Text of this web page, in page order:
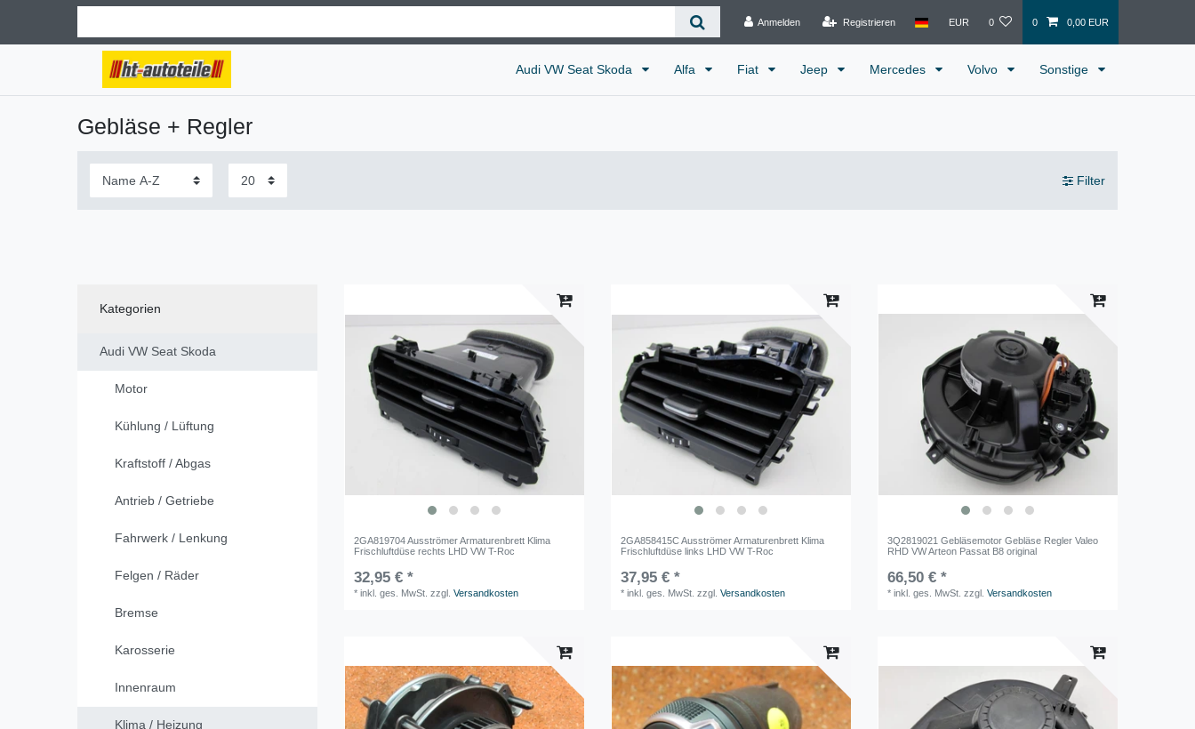
Anmelden Registrieren EUR 0 0 0,00 EUR
Audi VW Seat Skoda Alfa Fiat Jeep Mercedes Volvo Sonstige
Gebläse + Regler
Filter
Kategorien
Audi VW Seat Skoda
Motor
Kühlung / Lüftung
Kraftstoff / Abgas
Antrieb / Getriebe
Fahrwerk / Lenkung
Felgen / Räder
Bremse
Karosserie
Innenraum
Klima / Heizung
2GA819704 Ausströmer Armaturenbrett Klima
Frischluftdüse rechts LHD VW T-Roc
32,95 € *
*inkl. ges. MwSt. zzgl.Versandkosten
2GA858415C Ausströmer Armaturenbrett Klima
Frischluftdüse links LHD VW T-Roc
37,95 € *
*inkl. ges. MwSt. zzgl.Versandkosten
3Q2819021 Gebläsemotor Gebläse Regler Valeo
RHD VW Arteon Passat B8 original
66,50 € *
*inkl. ges. MwSt. zzgl.Versandkosten